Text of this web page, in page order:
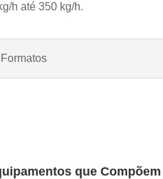
h até 350 kg/h.
Formatos
que